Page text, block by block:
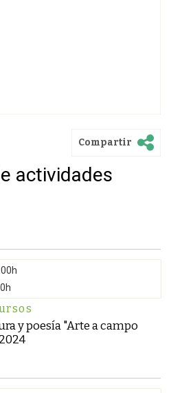
Compartir
actividades
y poesía "Arte a campo